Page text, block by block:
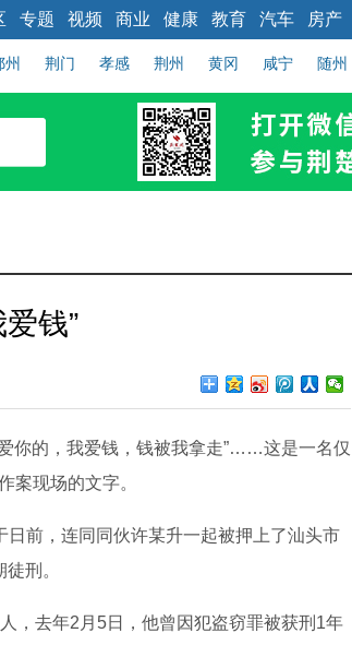
专题 视频 商业 健康 教育 汽车 房产
州 荆门 孝感 荆州 黄冈 咸宁 随州
钱”
你的，我爱钱，钱被我拿走”……这是一名仅
案现场的文字。
前，连同同伙许某升一起被押上了汕头市
刑。
去年2月5日，他曾因犯盗窃罪被获刑1年